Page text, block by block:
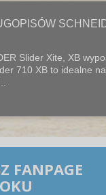
Slider Xite, XB
710 XB to idealne
FANPAGE